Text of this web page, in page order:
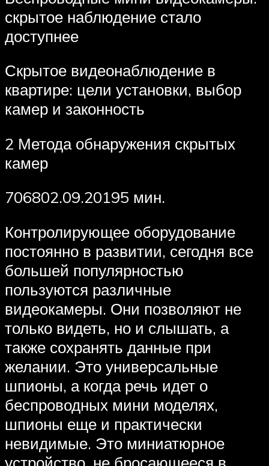
скрытое наблюдение стало
доступнее
Скрытое видеонаблюдение в
квартире: цели установки, выбор
камер и законность
2 Метода обнаружения скрытых
камер
706802.09.20195 мин.
Контролирующее оборудование
постоянно в развитии, сегодня все
большей популярностью
пользуются различные
видеокамеры. Они позволяют не
только видеть, но и слышать, а
также сохранять данные при
желании. Это универсальные
шпионы, а когда речь идет о
беспроводных мини моделях,
шпионы еще и практически
невидимые. Это миниатюрное